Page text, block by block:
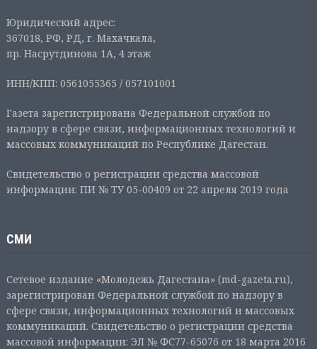
Юридический адрес:
367018, РФ, РД, г. Махачкала,
пр. Насрутдинова 1А, 4 этаж
ИНН/КПП: 0561055365 / 057101001
Газета зарегистрирована Федеральной службой по
надзору в сфере связи, информационных технологий и
массовых коммуникаций по Республике Дагестан.
Свидетельство о регистрации средства массовой
информации: ПИ № ТУ 05-00409 от 22 апреля 2019 года
СМИ
Сетевое издание «Молодежь Дагестана» (md-gazeta.ru),
зарегистрирован Федеральной службой по надзору в
сфере связи, информационных технологий и массовых
коммуникаций. Свидетельство о регистрации средства
массовой информации: ЭЛ № ФС77-65076 от 18 марта 2016